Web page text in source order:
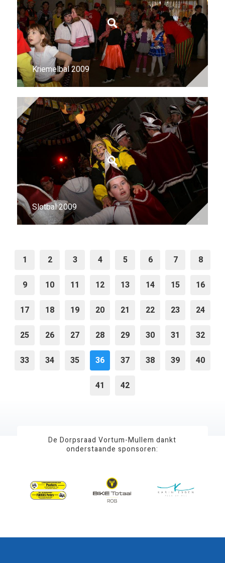
Kriemelbal 2009
Slotbal 2009
1 2 3 4 5 6 7 8
9 10 11 12 13 14 15 16
17 18 19 20 21 22 23 24
25 26 27 28 29 30 31 32
33 34 35 36 37 38 39 40
41 42
De Dorpsraad Vortum-Mullem dankt
onderstaande sponsoren: